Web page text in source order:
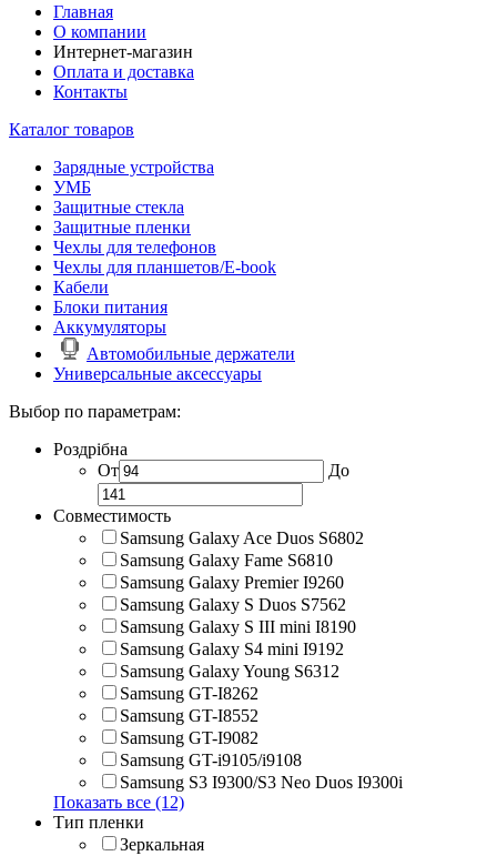
Главная
О компании
Интернет-магазин
Оплата и доставка
Контакты
Каталог товаров
Зарядные устройства
УМБ
Защитные стекла
Защитные пленки
Чехлы для телефонов
Чехлы для планшетов/E-book
Кабели
Блоки питания
Аккумуляторы
Автомобильные держатели
Универсальные аксессуары
Выбор по параметрам:
Роздрібна
От
До
Совместимость
Samsung Galaxy Ace Duos S6802
Samsung Galaxy Fame S6810
Samsung Galaxy Premier I9260
Samsung Galaxy S Duos S7562
Samsung Galaxy S III mini I8190
Samsung Galaxy S4 mini I9192
Samsung Galaxy Young S6312
Samsung GT-I8262
Samsung GT-I8552
Samsung GT-I9082
Samsung GT-i9105/i9108
Samsung S3 I9300/S3 Neo Duos I9300i
Показать все (12)
Тип пленки
Зеркальная